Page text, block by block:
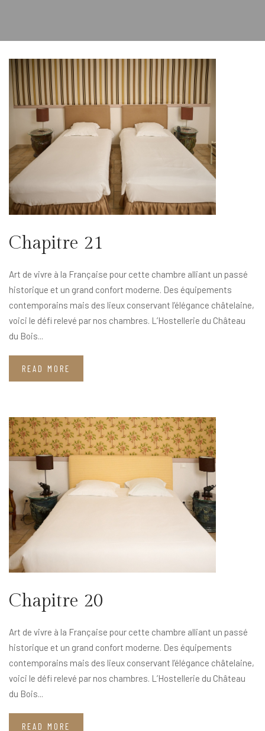
Chapitre 21
Art de vivre à la Française pour cette chambre alliant un passé
historique et un grand confort moderne. Des équipements
contemporains mais des lieux conservant l’élégance châtelaine,
voici le défi relevé par nos chambres. L’Hostellerie du Château
du Bois...
READ MORE
Chapitre 20
Art de vivre à la Française pour cette chambre alliant un passé
historique et un grand confort moderne. Des équipements
contemporains mais des lieux conservant l’élégance châtelaine,
voici le défi relevé par nos chambres. L’Hostellerie du Château
du Bois...
READ MORE